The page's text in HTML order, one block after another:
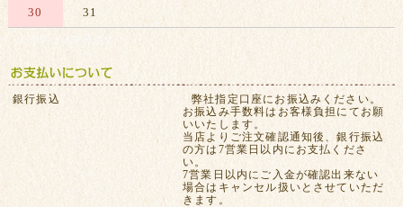
30 31
※赤字は休業日です
銀行振込
弊社指定口座にお振込みください。
お振込み手数料はお客様負担にてお願
いいたします。
当店よりご注文確認通知後、銀行振込
の方は7営業日以内にお支払くださ
い。
7営業日以内にご入金が確認出来ない
場合はキャンセル扱いとさせていただ
きます。